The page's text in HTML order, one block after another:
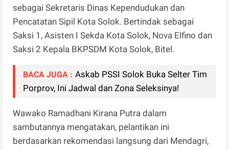
sebagai Sekretaris Dinas Kependudukan dan
Pencatatan Sipil Kota Solok. Bertindak sebagai
Saksi 1, Asisten I Sekda Kota Solok, Nova Elfino dan
Saksi 2 Kepala BKPSDM Kota Solok, Bitel.
BACA JUGA : Askab PSSI Solok Buka Selter Tim
Porprov, Ini Jadwal dan Zona Seleksinya!
Wawako Ramadhani Kirana Putra dalam
sambutannya mengatakan, pelantikan ini
berdasarkan rekomendasi langsung dari Mendagri,